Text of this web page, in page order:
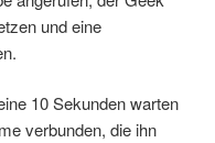
und eine
10 Sekunden warten
verbunden, die ihn